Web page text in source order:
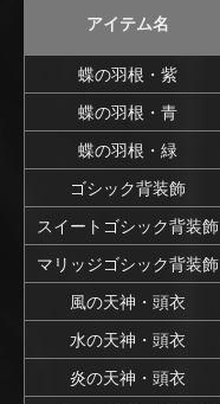
アイテム名
蝶の羽根・紫
蝶の羽根・青
蝶の羽根・緑
ゴシック背装飾
スイートゴシック背装飾
マリッジゴシック背装飾
風の天神・頭衣
水の天神・頭衣
炎の天神・頭衣